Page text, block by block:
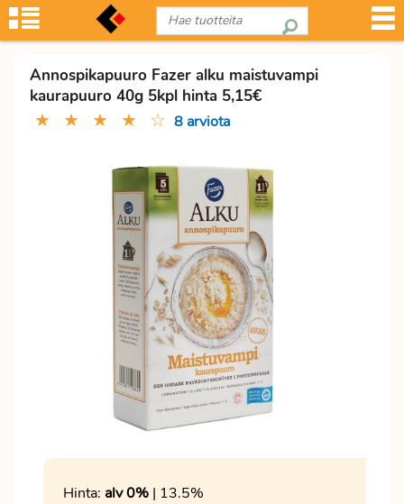
Annospikapuuro Fazer alku maistuvampi
kaurapuuro 40g 5kpl hinta 5,15€
★ ★ ★ ★ ☆ 8 arviota
Hinta: alv 0% | 13.5%